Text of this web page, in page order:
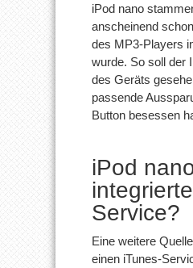
iPod nano
anscheinend
des MP3-Players
wurde. So soll der
des Geräts
passende
Button besessen
iPod
Service?
Eine weitere
einen iTunes-